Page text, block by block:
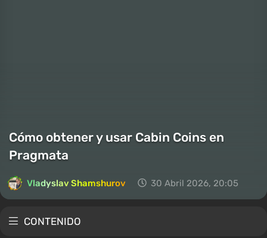
Cómo obtener y usar Cabin Coins en
Pragmata
Vladyslav Shamshurov 30 Abril 2026, 20:05
CONTENIDO